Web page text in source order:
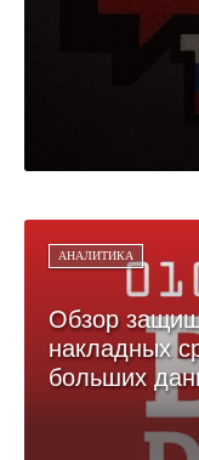
АНАЛИТИКА
Обзор
накладных
больших